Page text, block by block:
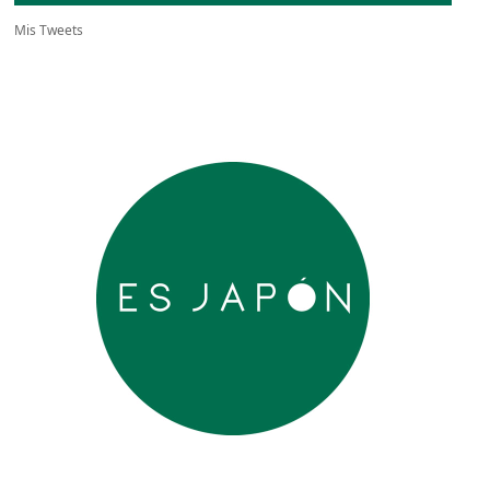
Mis Tweets